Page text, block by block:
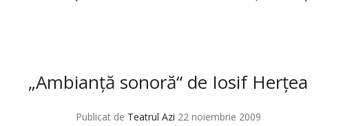
„Ambianţă sonoră“ de Iosif Herţea
Publicat de Teatrul Azi 22 noiembrie 2009